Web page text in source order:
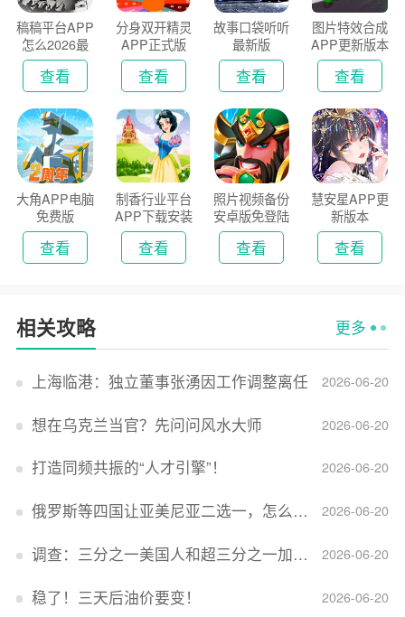
稿稿平台APP
怎么2026最
新版
查看
分身双开精灵
APP正式版
查看
故事口袋听听
最新版
查看
图片特效合成
APP更新版本
2026
查看
大角APP电脑
免费版
查看
制香行业平台
APP下载安装
2026
查看
照片视频备份
安卓版免登陆
版
查看
慧安星APP更
新版本
查看
相关攻略 更多
2026-06-20
上海临港：独立董事张湧因工作调整离任
2026-06-20
想在乌克兰当官？先问问风水大师
2026-06-20
打造同频共振的“人才引擎”！
2026-06-20
俄罗斯等四国让亚美尼亚二选一，怎么回事？
2026-06-20
调查：三分之一美国人和超三分之一加拿大人感到经济压力
2026-06-20
稳了！三天后油价要变！